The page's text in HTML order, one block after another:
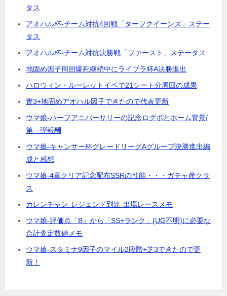
タス
アオハル杯-チーム対抗4回戦「ターフクイーンズ」ステー
タス
アオハル杯-チーム対抗決勝戦「ファースト」ステータス
地固め因子周回爆死継続中にライブラ杯A決勝進出
ハロウィン・ルーレットイベで21シート分周回の成果
青3+地固めアオハル因子できたので代表更新
ウマ娘-ハーフアニバーサリーの記念ログボとホーム背景/
第一弾報酬
ウマ娘-キャンサー杯グレードリーグAグループ決勝進出編
成と感想
ウマ娘-4章クリア記念配布SSRの性能・・・ガチャ産クラ
ス
カレンチャン-レジェンド到達-出場レースメモ
ウマ娘-評価点「B」から「SS+ランク」(UG不明)に必要な
合計査定数値メモ
ウマ娘-スタミナ9因子のマイル2段階+芝3できたので更
新！